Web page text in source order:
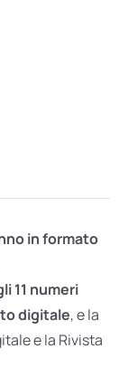
in formato
11 numeri
digitale, e la
e la Rivista